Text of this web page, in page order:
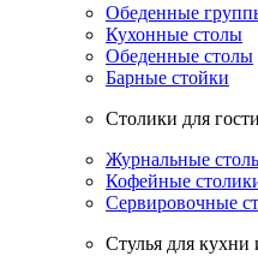
Обеденные
Кухонные столы
Обеденные столы
Барные стойки
Столики для
Журнальные
Кофейные
Сервировочные
Стулья для кухни